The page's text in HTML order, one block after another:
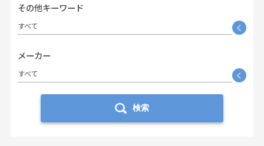
その他キーワード
すべて く
メーカー
すべて く
検索